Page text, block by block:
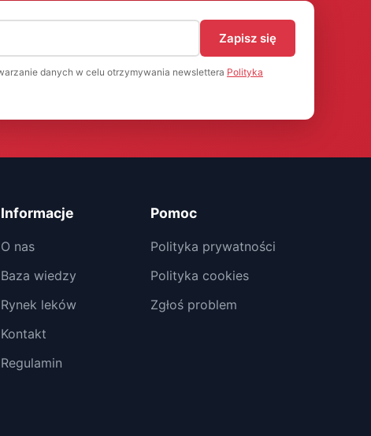
Zapisz się
danych w celu otrzymywania newslettera Polityka
Informacje
O nas
Baza wiedzy
Rynek leków
Kontakt
Regulamin
Pomoc
Polityka prywatności
Polityka cookies
Zgłoś problem